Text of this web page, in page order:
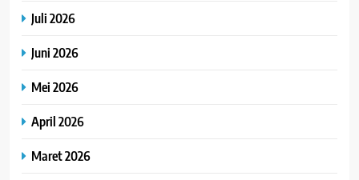
Juli 2026
Juni 2026
Mei 2026
April 2026
Maret 2026